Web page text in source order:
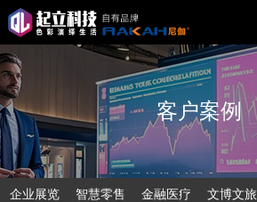
客户案例
企业展览 智慧零售 金融医疗 文博文旅